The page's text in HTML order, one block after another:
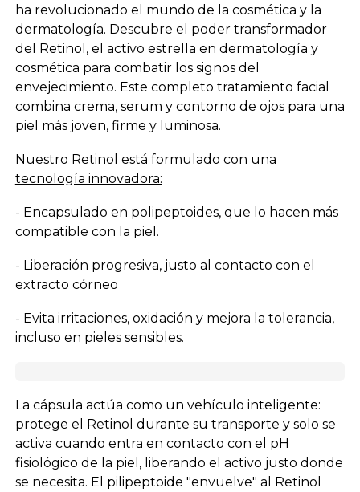
ha revolucionado el mundo de la cosmética y la
dermatología. Descubre el poder transformador
del Retinol, el activo estrella en dermatología y
cosmética para combatir los signos del
envejecimiento. Este completo tratamiento facial
combina crema, serum y contorno de ojos para una
piel más joven, firme y luminosa.
Nuestro Retinol está formulado con una
tecnología innovadora:
- Encapsulado en polipeptoides, que lo hacen más
compatible con la piel.
- Liberación progresiva, justo al contacto con el
extracto córneo
- Evita irritaciones, oxidación y mejora la tolerancia,
incluso en pieles sensibles.
La cápsula actúa como un vehículo inteligente:
protege el Retinol durante su transporte y solo se
activa cuando entra en contacto con el pH
fisiológico de la piel, liberando el activo justo donde
se necesita. El pilipeptoide "envuelve" al Retinol